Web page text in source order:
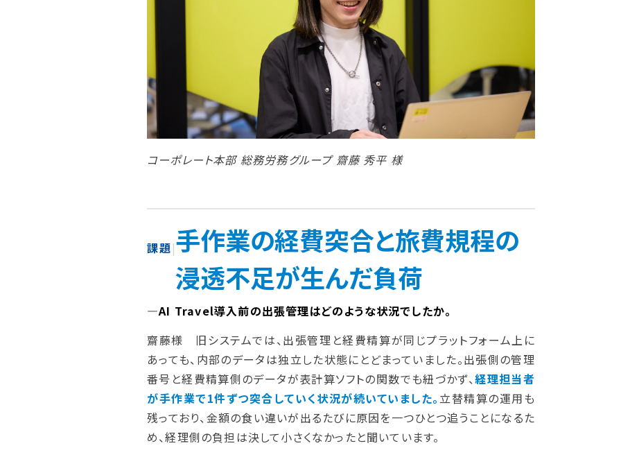
コーポレート本部 総務労務グループ 齋藤 秀平 様
課題|手作業の経費突合と旅費規程の
浸透不足が生んだ負荷
―AI Travel導入前の出張管理はどのような状況でしたか。
齋藤様 旧システムでは、出張管理と経費精算が同じプラットフォーム上に
あっても、内部のデータは独立した状態にとどまっていました。出張側の管理
番号と経費精算側のデータが表計算ソフトの関数でも紐づかず、経理担当者
が手作業で1件ずつ突合していく状況が続いていました。立替精算の運用も
残っており、金額の食い違いが出るたびに原因を一つひとつ追うことになるた
め、経理側の負担は決して小さくなかったと聞いています。